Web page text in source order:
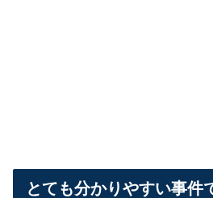
とても分かりやすい事件